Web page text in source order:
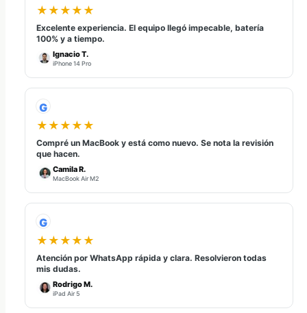
★★★★★
Excelente experiencia. El equipo llegó impecable, batería
100% y a tiempo.
Ignacio T.
iPhone 14 Pro
G
★★★★★
Compré un MacBook y está como nuevo. Se nota la revisión
que hacen.
Camila R.
MacBook Air M2
G
★★★★★
Atención por WhatsApp rápida y clara. Resolvieron todas
mis dudas.
Rodrigo M.
iPad Air 5